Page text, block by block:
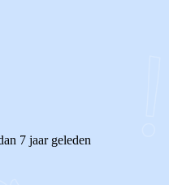
7 jaar geleden